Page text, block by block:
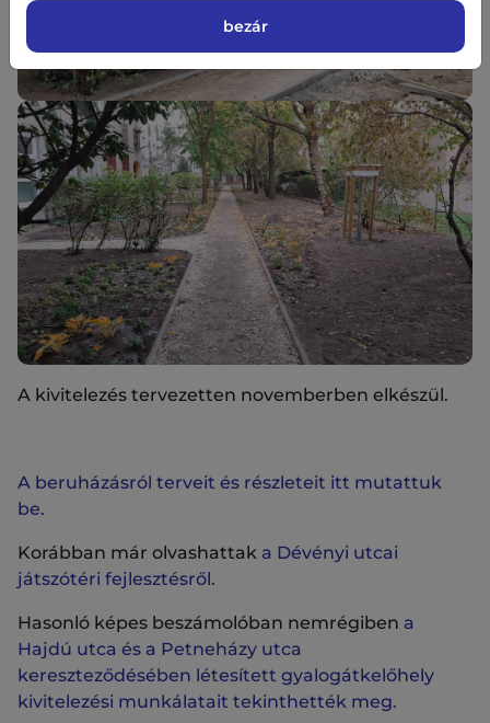
A kivitelezés tervezetten novemberben elkészül.
A beruházásról terveit és részleteit itt mutattuk
be.
Korábban már olvashattak a Dévényi utcai
játszótéri fejlesztésről.
Hasonló képes beszámolóban nemrégiben a
Hajdú utca és a Petneházy utca
kereszteződésében létesített gyalogátkelőhely
kivitelezési munkálatait tekinthették meg.
bezár